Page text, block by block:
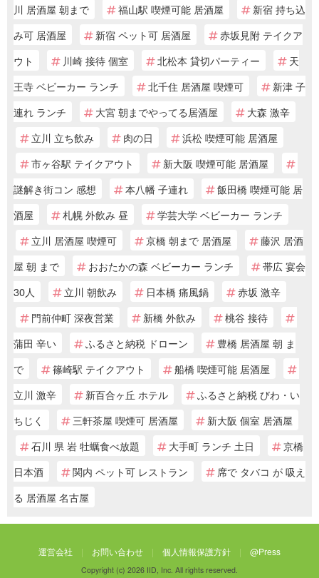
川 居酒屋 朝まで
福山駅 喫煙可能 居酒屋
新宿 持ち込
み可 居酒屋
新宿 ペット可 居酒屋
赤坂見附 テイクア
ウト
川崎 接待 個室 北松本 貸切パーティー
天
王寺 ベビーカー ランチ
北千住 居酒屋 喫煙可
新津 子
連れ ランチ
大宮 朝までやってる居酒屋
大森 激辛
立川 立ち飲み
肉の日
浜松 喫煙可能 居酒屋
市ヶ谷駅 テイクアウト
新大阪 喫煙可能 居酒屋
謎解き街コン 感想
本八幡 子連れ
飯田橋 喫煙可能 居
酒屋
札幌 外飲み 昼
学芸大学 ベビーカー ランチ
立川 居酒屋 喫煙可
京橋 朝まで 居酒屋
藤沢 居酒
屋 朝 まで
おおたかの森 ベビーカー ランチ
帯広 宴会
30人
立川 朝飲み 日本橋 痛風鍋
赤坂 激辛
門前仲町 深夜営業
新橋 外飲み
桃谷 接待
蒲田 辛い
ふるさと納税 ドローン
豊橋 居酒屋 朝 ま
で
篠崎駅 テイクアウト
船橋 喫煙可能 居酒屋
立川 激辛
新百合ヶ丘 ホテル
ふるさと納税 びわ・い
ちじく
三軒茶屋 喫煙可 居酒屋
新大阪 個室 居酒屋
石川 県 岩 牡蠣食べ放題
大手町 ランチ 土日
京橋
日本酒
関内 ペット可 レストラン
席で タバコ が 吸え
る 居酒屋 名古屋
運営会社 お問い合わせ 個人情報保護方針 @Press
Copyright (c) 2026 IID, Inc. All rights reserved.